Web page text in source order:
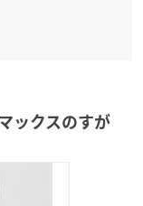
ックスのすが